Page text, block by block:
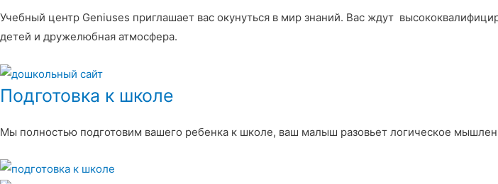
Учебный центр Geniuses приглашает вас окунуться в мир знаний. Вас ждут
детей и дружелюбная атмосфера.
Подготовка к школе
Мы полностью подготовим вашего ребенка к школе, ваш малыш разовьет логическое